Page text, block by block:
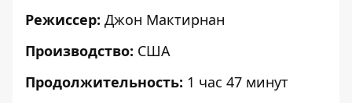
Режиссер: Джон Мактирнан
Производство: США
Продолжительность: 1 час 47 минут